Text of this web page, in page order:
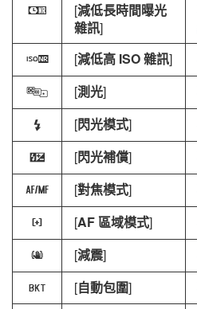
q [減低長時間曝光
雜訊]
r [減低高 ISO 雜訊]
w [測光]
c [閃光模式]
Y [閃光補償]
s [對焦模式]
t [AF 區域模式]
u [減震]
t [自動包圍]